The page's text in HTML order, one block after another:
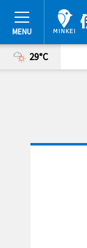
29°C